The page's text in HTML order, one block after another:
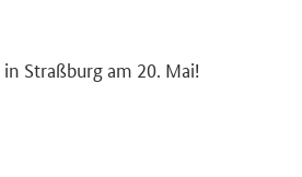
in Straß­burg am 20. Mai!